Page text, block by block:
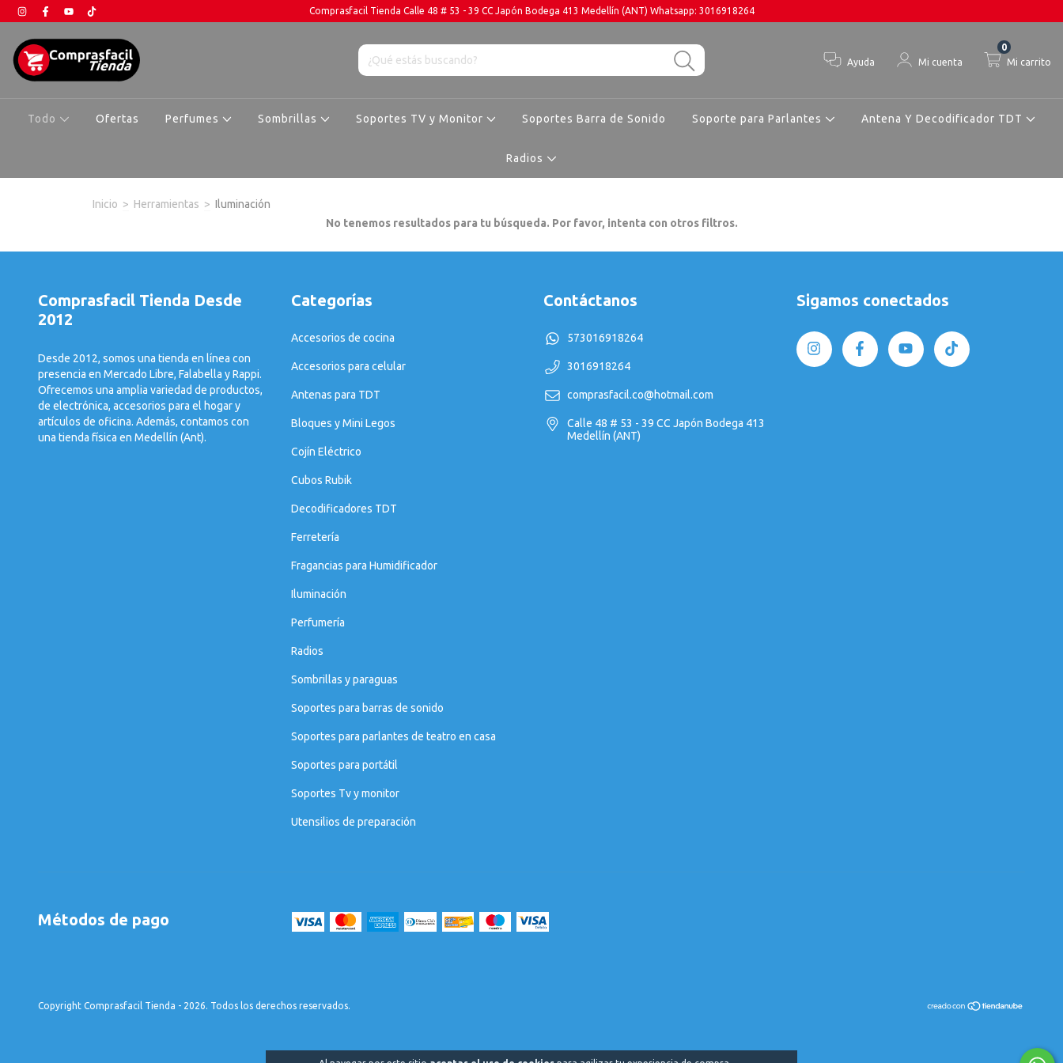
Comprasfacil Tienda Calle 48 # 53 - 39 CC Japón Bodega 413 Medellín (ANT) Whatsapp: 3016918264
Ayuda Mi cuenta Mi carrito
0
Todo Ofertas Perfumes Sombrillas Soportes TV y Monitor Soportes Barra de Sonido Soporte para Parlantes Antena Y Decodificador TDT
Radios
Inicio > Herramientas > Iluminación
No tenemos resultados para tu búsqueda. Por favor, intenta con otros filtros.
Comprasfacil Tienda Desde
2012
Desde 2012, somos una tienda en línea con
presencia en Mercado Libre, Falabella y Rappi.
Ofrecemos una amplia variedad de productos,
de electrónica, accesorios para el hogar y
artículos de oficina. Además, contamos con
una tienda física en Medellín (Ant).
Categorías
Accesorios de cocina
Accesorios para celular
Antenas para TDT
Bloques y Mini Legos
Cojín Eléctrico
Cubos Rubik
Decodificadores TDT
Ferretería
Fragancias para Humidificador
Iluminación
Perfumería
Radios
Sombrillas y paraguas
Soportes para barras de sonido
Soportes para parlantes de teatro en casa
Soportes para portátil
Soportes Tv y monitor
Utensilios de preparación
Contáctanos
573016918264
3016918264
comprasfacil.co@hotmail.com
Calle 48 # 53 - 39 CC Japón Bodega 413
Medellín (ANT)
Sigamos conectados
Métodos de pago
Copyright Comprasfacil Tienda - 2026. Todos los derechos reservados.